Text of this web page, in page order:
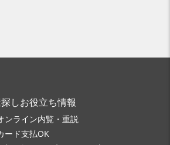
しお役立ち情報
ンライン内覧・重説
ード支払OK